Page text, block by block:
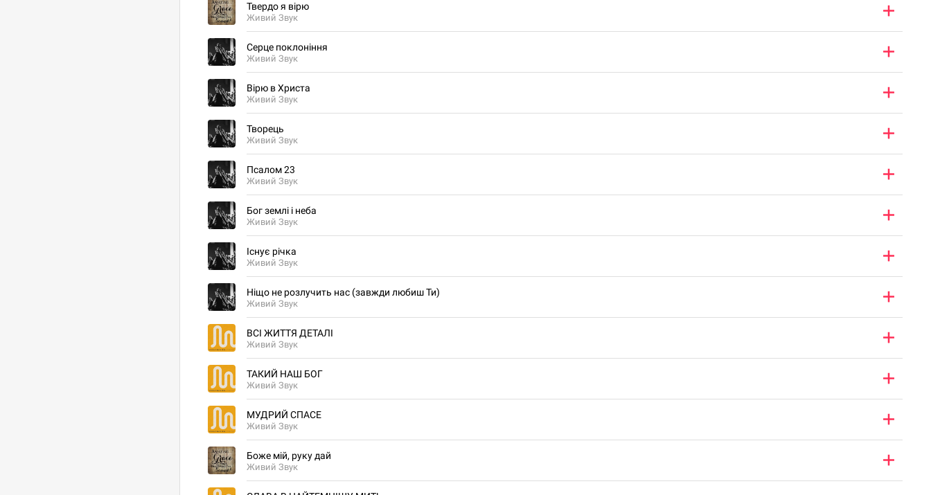
Твердо я вірю
Живий Звук
Серце поклоніння
Живий Звук
Вірю в Христа
Живий Звук
Творець
Живий Звук
Псалом 23
Живий Звук
Бог землі і неба
Живий Звук
Існує річка
Живий Звук
Ніщо не розлучить нас (завжди любиш Ти)
Живий Звук
ВСІ ЖИТТЯ ДЕТАЛІ
Живий Звук
ТАКИЙ НАШ БОГ
Живий Звук
МУДРИЙ СПАСЕ
Живий Звук
Боже мій, руку дай
Живий Звук